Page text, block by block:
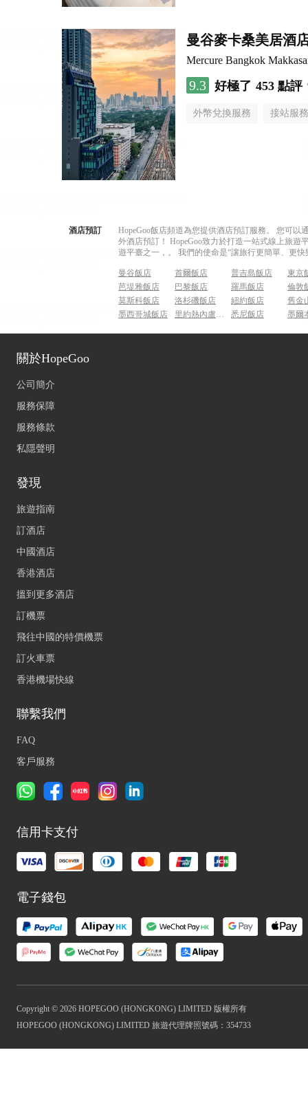
曼谷麥卡桑美居酒
Mercure Bangkok
9.3 好極了 453 點評
外幣兌換服務 接站服務
酒店預訂
HopeGoo飯店頻道為您提供酒店預訂服務。 您可
外酒店預訂！ HopeGoo致力於打造一站式線上旅
遊平臺之一，。 我們的使命是“讓旅行更簡單、更
曼谷飯店 首爾飯店 普吉島飯店
東京
芭堤雅飯店
巴黎飯店 羅馬飯店
倫敦
莫斯科飯店
洛杉磯飯店 紐約飯店
舊金
墨西哥城飯店
里約熱內盧飯店 悉尼飯店 墨爾
關於HopeGoo
公司簡介
服務保障
服務條款
私隱聲明
發現
旅遊指南
訂酒店
中國酒店
香港酒店
搵到更多酒店
訂機票
飛往中國的特價機票
訂火車票
香港機場快線
聯繫我們
FAQ
客戶服務
信用卡支付
電子錢包
Copyright © 2026 HOPEGOO (HONGKONG) LIMITED 版權所有
HOPEGOO (HONGKONG) LIMITED 旅遊代理牌照號碼：354733